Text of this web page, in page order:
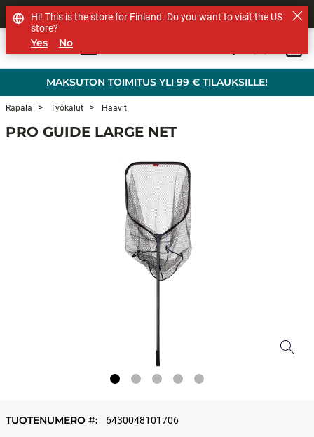
MAKSUTON TOIMITUS YLI 99 € TILAUKSILLE!
MUUT TUOTEMERKIT
Rapala Työkalut Haavit
PRO GUIDE LARGE NET
TUOTENUMERO #: 6430048101706
Hi! This is the store for Finland. Do you want to visit the US
store?
Yes No